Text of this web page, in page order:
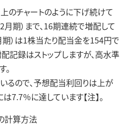
のチャートのように下げ続けて
期）まで、16期連続で増配して
期）は1株当たり配当金を154円で
記録はストップしますが、高水準
るので、予想配当利回りは上が
7.7％に達しています【注】。
計算方法